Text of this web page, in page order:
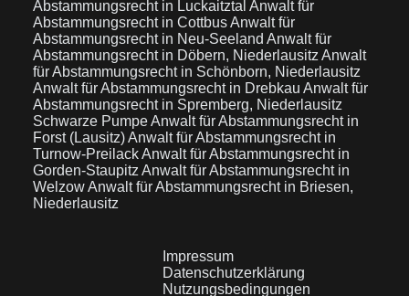
Abstammungsrecht in Luckaitztal Anwalt für
Abstammungsrecht in CottbusAnwalt für
Abstammungsrecht in Neu-Seeland Anwalt für
Abstammungsrecht in Döbern, Niederlausitz Anwalt
für Abstammungsrecht in Schönborn, Niederlausitz
Anwalt für Abstammungsrecht in Drebkau Anwalt für
Abstammungsrecht in Spremberg, Niederlausitz
Schwarze PumpeAnwalt für Abstammungsrecht in
Forst (Lausitz)Anwalt für Abstammungsrecht in
Turnow-PreilackAnwalt für Abstammungsrecht in
Gorden-Staupitz Anwalt für Abstammungsrecht in
WelzowAnwalt für Abstammungsrecht in Briesen,
Niederlausitz
Impressum
Datenschutzerklärung
Nutzungsbedingungen